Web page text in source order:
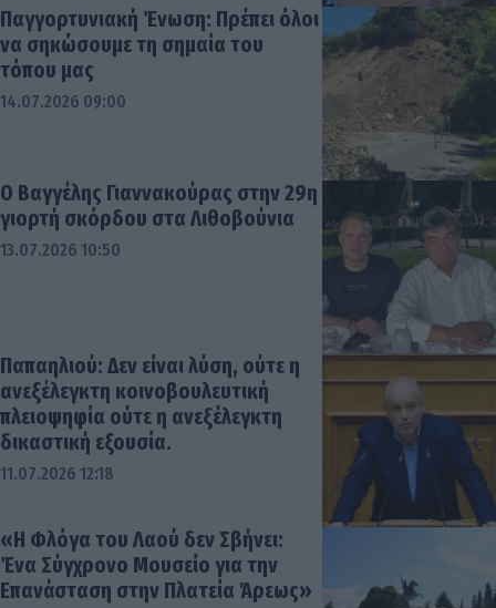
Παγγορτυνιακή Ένωση: Πρέπει όλοι
να σηκώσουμε τη σημαία του
τόπου μας
14.07.2026 09:00
Ο Βαγγέλης Γιαννακούρας στην 29η
γιορτή σκόρδου στα Λιθοβούνια
13.07.2026 10:50
Παπαηλιού: Δεν είναι λύση, ούτε η
ανεξέλεγκτη κοινοβουλευτική
πλειοψηφία ούτε η ανεξέλεγκτη
δικαστική εξουσία.
11.07.2026 12:18
«Η Φλόγα του Λαού δεν Σβήνει:
Ένα Σύγχρονο Μουσείο για την
Επανάσταση στην Πλατεία Άρεως»